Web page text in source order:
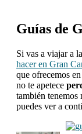
Guías de
Si vas a viajar a
hacer en Gran
que ofrecemos
no te apetece
también tenemos
puedes ver a